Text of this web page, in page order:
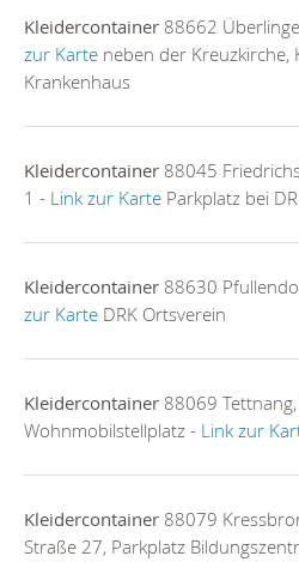
Kleidercontainer 88662
zur Karte neben der Kreuzkirche,
Krankenhaus
Kleidercontainer 88045
1 - Link zur Karte Parkplatz bei
Kleidercontainer 88630
zur Karte DRK Ortsverein
Kleidercontainer 88069
Wohnmobilstellplatz - Link zur
Kleidercontainer 88079
Straße 27, Parkplatz